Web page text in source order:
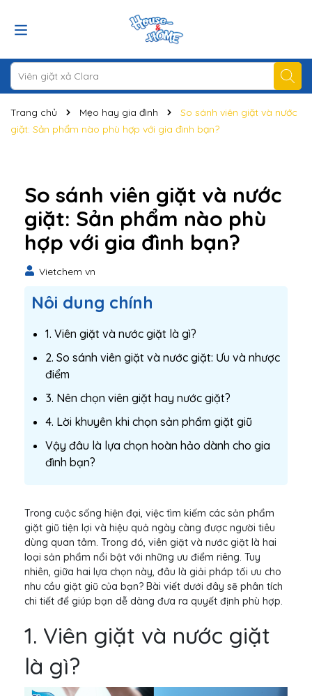
Trang chủ Mẹo hay gia đình
So sánh viên giặt và nước
giặt: Sản phẩm nào phù hợp với gia đình bạn?
So sánh viên giặt và nước
giặt: Sản phẩm nào phù
hợp với gia đình bạn?
Vietchem vn
Nôi dung chính
1. Viên giặt và nước giặt là gì?
2. So sánh viên giặt và nước giặt: Ưu và nhược
điểm
3. Nên chọn viên giặt hay nước giặt?
4. Lời khuyên khi chọn sản phẩm giặt giũ
Vậy đâu là lựa chọn hoàn hảo dành cho gia
đình bạn?
Trong cuộc sống hiện đại, việc tìm kiếm các sản phẩm
giặt giũ tiện lợi và hiệu quả ngày càng được người tiêu
dùng quan tâm. Trong đó, viên giặt và nước giặt là hai
loại sản phẩm nổi bật với những ưu điểm riêng. Tuy
nhiên, giữa hai lựa chọn này, đâu là giải pháp tối ưu cho
nhu cầu giặt giũ của bạn? Bài viết dưới đây sẽ phân tích
chi tiết để giúp bạn dễ dàng đưa ra quyết định phù hợp.
1. Viên giặt và nước giặt
là gì?